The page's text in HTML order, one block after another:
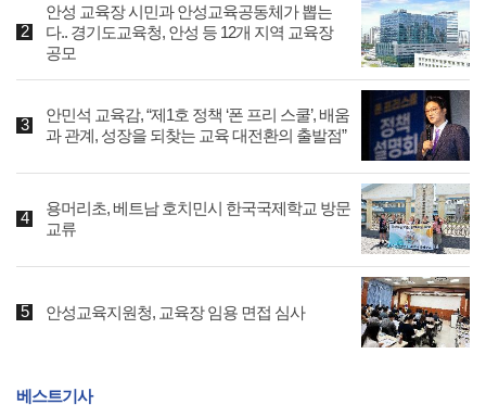
안성 교육장 시민과 안성교육공동체가 뽑는
다.. 경기도교육청, 안성 등 12개 지역 교육장
공모
안민석 교육감, “제1호 정책 ‘폰 프리 스쿨’, 배움
과 관계, 성장을 되찾는 교육 대전환의 출발점”
용머리초, 베트남 호치민시 한국국제학교 방문
교류
안성교육지원청, 교육장 임용 면접 심사
베스트기사